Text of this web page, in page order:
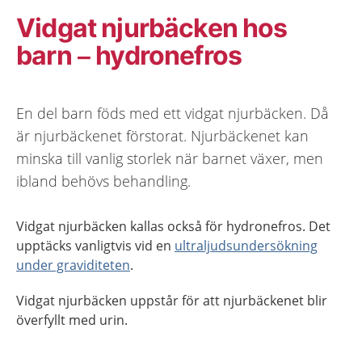
Vidgat njurbäcken hos
barn – hydronefros
En del barn föds med ett vidgat njurbäcken. Då
är njurbäckenet förstorat. Njurbäckenet kan
minska till vanlig storlek när barnet växer, men
ibland behövs behandling.
Vidgat njurbäcken kallas också för hydronefros. Det
upptäcks vanligtvis vid en ultraljudsundersökning
under graviditeten.
Vidgat njurbäcken uppstår för att njurbäckenet blir
överfyllt med urin.